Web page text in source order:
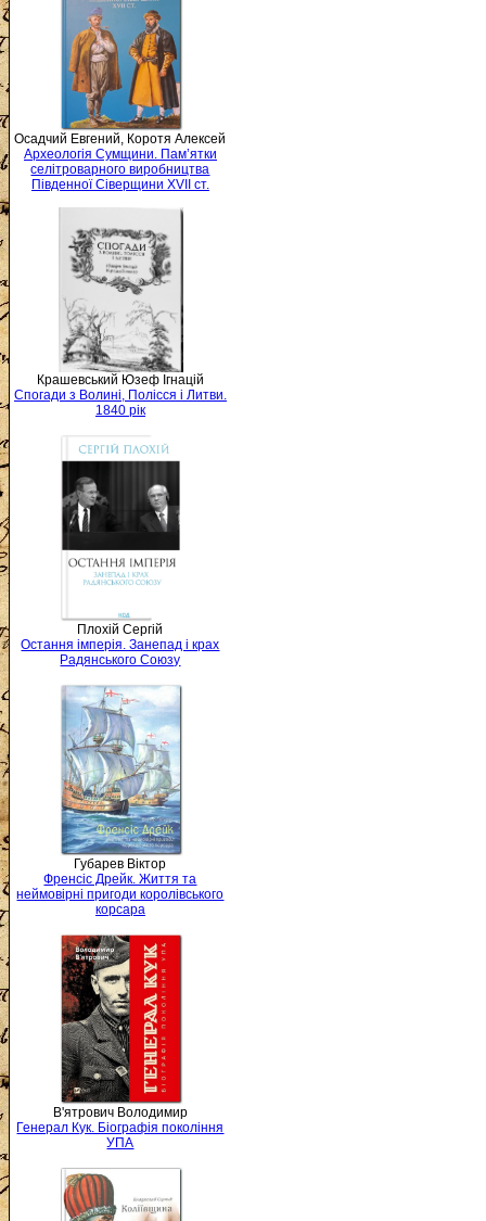
Осадчий Евгений, Коротя Алексей
Археологія Сумщини. Пам’ятки
селітроварного виробництва
Південної Сіверщини XVII ст.
Крашевський Юзеф Ігнацій
Спогади з Волині, Полісся і Литви.
1840 рік
Плохій Сергій
Остання імперія. Занепад і крах
Радянського Союзу
Губарев Віктор
Френсіс Дрейк. Життя та
неймовірні пригоди королівського
корсара
В'ятрович Володимир
Генерал Кук. Біографія покоління
УПА